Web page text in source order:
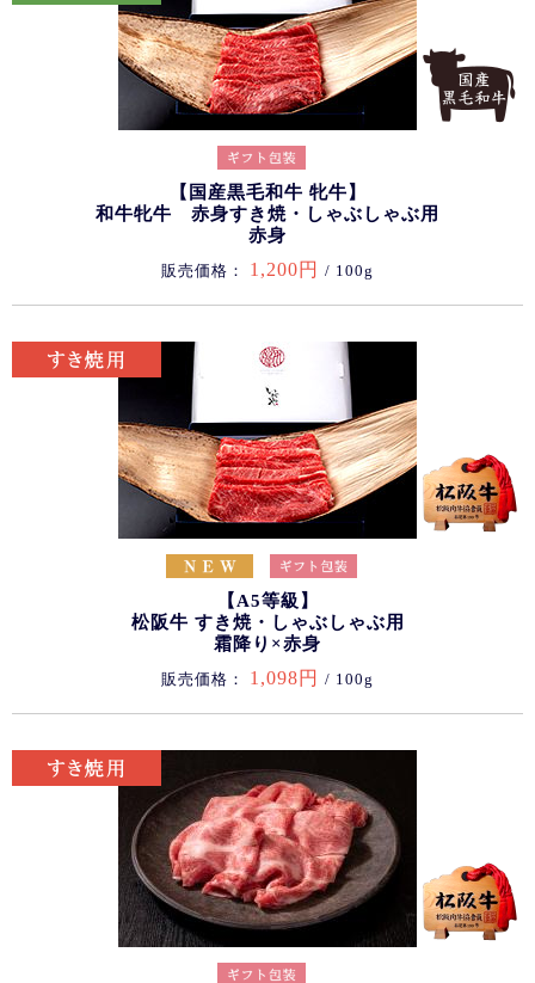
【国産黒毛和牛 牝牛】
和牛牝牛 赤身すき焼・しゃぶしゃぶ用
赤身
販売価格： 1,200円 / 100g
【A5等級】
松阪牛 すき焼・しゃぶしゃぶ用
霜降り×赤身
販売価格： 1,098円 / 100g